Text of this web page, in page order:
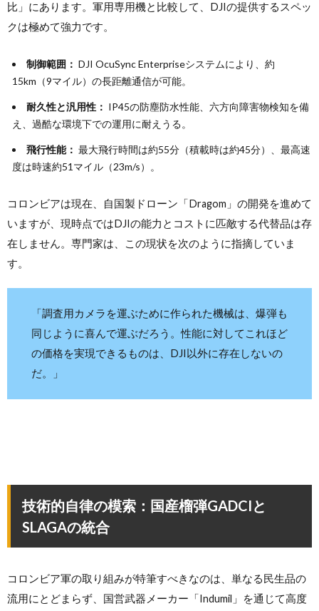
比」にあります。軍用専用機と比較して、DJIの提供するスペッ
クは極めて強力です。
制御範囲： DJI OcuSync Enterpriseシステムにより、約
15km（9マイル）の長距離通信が可能。
耐久性と汎用性： IP45の防塵防水性能、六方向障害物検知を備
え、過酷な環境下での運用に耐えうる。
飛行性能： 最大飛行時間は約55分（積載時は約45分）、最高速
度は時速約51マイル（23m/s）。
コロンビアは現在、自国製ドローン「Dragom」の開発を進めて
いますが、現時点ではDJIの能力とコストに匹敵する代替品は存
在しません。専門家は、この現状を次のように指摘していま
す。
「調査用カメラを運ぶために作られた機械は、爆弾も
同じように喜んで運ぶだろう。性能に対してこれほど
の価格を実現できるものは、DJI以外に存在しないの
だ。」
技術的自律の模索：国産榴弾GADCIと
SLAGAの統合
コロンビア軍の取り組みが特筆すべきなのは、単なる民生品の
流用にとどまらず、国営武器メーカー「Indumil」を通じて高度